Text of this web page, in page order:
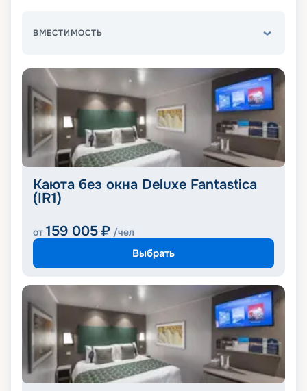
ВМЕСТИМОСТЬ
Каюта без окна Deluxe Fantastica
(IR1)
от 159 005 ₽ /чел
Выбрать